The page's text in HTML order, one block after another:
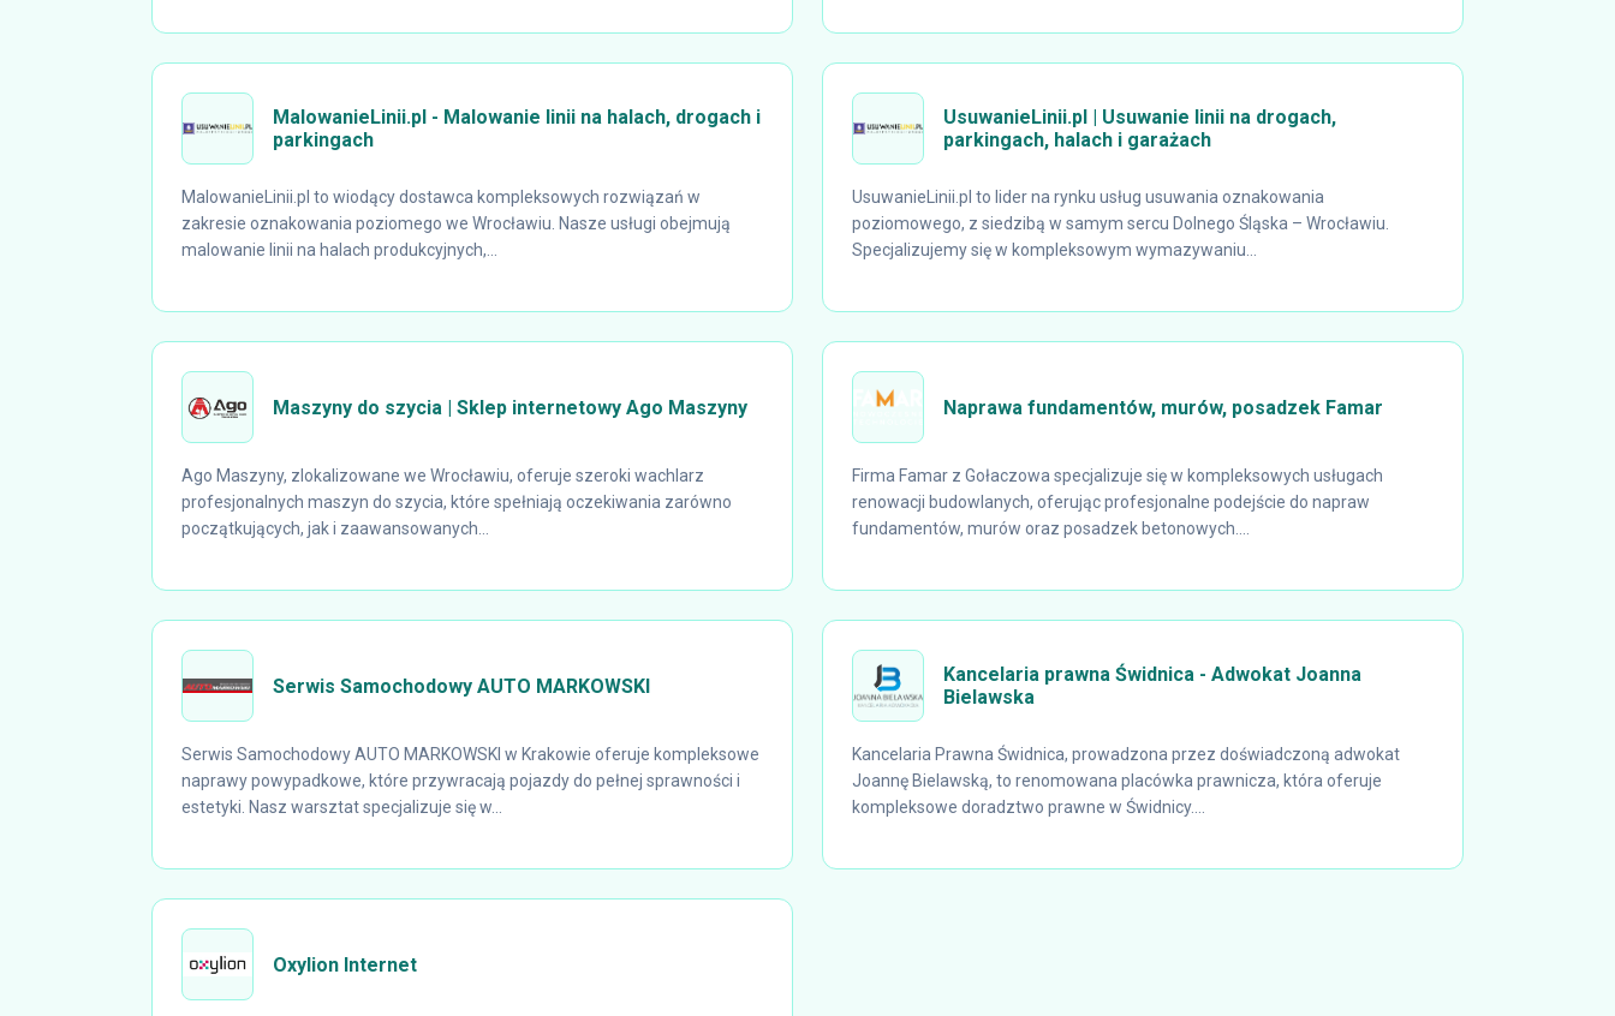
MalowanieLinii.pl - Malowanie linii na halach, drogach i
parkingach
MalowanieLinii.pl to wiodący dostawca kompleksowych rozwiązań w
zakresie oznakowania poziomego we Wrocławiu. Nasze usługi obejmują
malowanie linii na halach produkcyjnych,...
UsuwanieLinii.pl | Usuwanie linii na drogach,
parkingach, halach i garażach
UsuwanieLinii.pl to lider na rynku usług usuwania oznakowania
poziomowego, z siedzibą w samym sercu Dolnego Śląska – Wrocławiu.
Specjalizujemy się w kompleksowym wymazywaniu...
Maszyny do szycia | Sklep internetowy Ago Maszyny
Ago Maszyny, zlokalizowane we Wrocławiu, oferuje szeroki wachlarz
profesjonalnych maszyn do szycia, które spełniają oczekiwania zarówno
początkujących, jak i zaawansowanych...
Naprawa fundamentów, murów, posadzek Famar
Firma Famar z Gołaczowa specjalizuje się w kompleksowych usługach
renowacji budowlanych, oferując profesjonalne podejście do napraw
fundamentów, murów oraz posadzek betonowych....
Serwis Samochodowy AUTO MARKOWSKI
Serwis Samochodowy AUTO MARKOWSKI w Krakowie oferuje kompleksowe
naprawy powypadkowe, które przywracają pojazdy do pełnej sprawności i
estetyki. Nasz warsztat specjalizuje się w...
Kancelaria prawna Świdnica - Adwokat Joanna
Bielawska
Kancelaria Prawna Świdnica, prowadzona przez doświadczoną adwokat
Joannę Bielawską, to renomowana placówka prawnicza, która oferuje
kompleksowe doradztwo prawne w Świdnicy....
Oxylion Internet